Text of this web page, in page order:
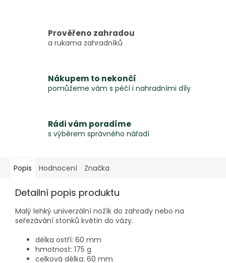
Prověřeno zahradou
a rukama zahradníků
Nákupem to nekončí
pomůžeme vám s péčí i nahradními díly
Rádi vám poradíme
s výběrem správného nářadí
Popis Hodnocení Značka
Detailní popis produktu
Malý lehký univerzální nožík do zahrady nebo na
seřezávání stonků květin do vázy.
délka ostří: 60 mm
hmotnost: 175 g
celková délka: 60 mm